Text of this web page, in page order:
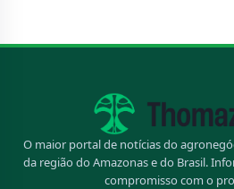
O maior portal de notícias do
da região do Amazonas e do Brasil.
compromisso com o